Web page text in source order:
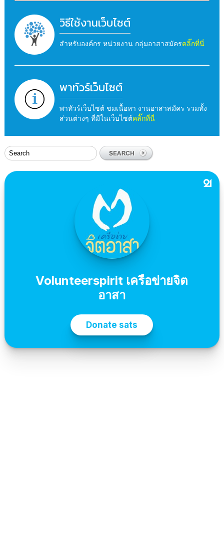
วิธีใช้งานเว็บไซต์
สำหรับองค์กร หน่วยงาน กลุ่มอาสาสมัครคลิ๊กที่นี่
พาทัวร์เว็บไซต์
พาทัวร์เว็บไซต์ ชมเนื้อหา งานอาสาสมัคร รวมทั้ง
ส่วนต่างๆ ที่มีในเว็บไซต์คลิ๊กที่นี่